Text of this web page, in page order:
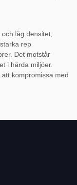
låg densitet,
rep
Det motstår
i hårda miljöer.
kompromissa med